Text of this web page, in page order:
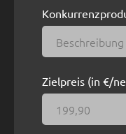
Zielpreis (in €/